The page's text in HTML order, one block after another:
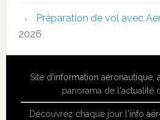
Préparation de vol avec
2026
Site d'information aéronautique ,
panorama de l'actualité
Découvrez chaque jour l'info